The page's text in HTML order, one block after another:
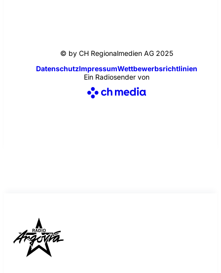
© by CH Regionalmedien AG 2025
DatenschutzImpressumWettbewerbsrichtlinien
Ein Radiosender von